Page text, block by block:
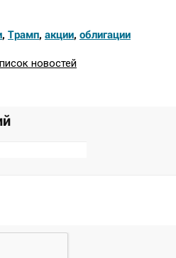
, Трамп, акции, облигации
новостей